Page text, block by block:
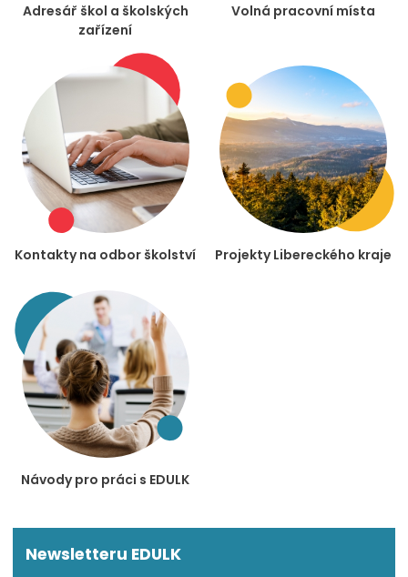
Adresář škol a školských
zařízení
Volná pracovní místa
Kontakty na odbor školství Projekty Libereckého kraje
Návody pro práci s EDULK
Newsletteru EDULK